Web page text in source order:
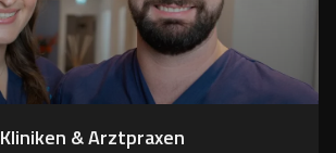
Kliniken & Arztpraxen